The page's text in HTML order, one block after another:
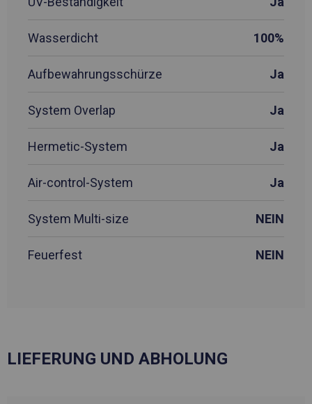
Wasserdicht 100%
Aufbewahrungsschürze Ja
System Overlap Ja
Hermetic-System Ja
Air-control-System Ja
System Multi-size NEIN
Feuerfest NEIN
LIEFERUNG UND ABHOLUNG